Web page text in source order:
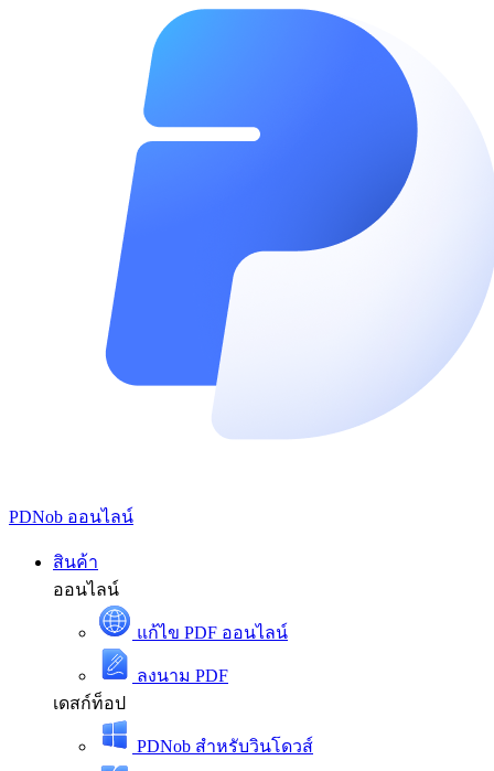
PDNob ออนไลน์
สินค้า
ออนไลน์
แก้ไข PDF ออนไลน์
ลงนาม PDF
เดสก์ท็อป
PDNob สำหรับวินโดวส์